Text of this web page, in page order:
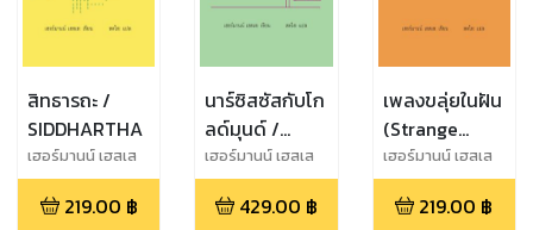
สิทธารถะ /
SIDDHARTHA
เฮอร์มานน์ เฮสเส
(Hermann Hesse)
219.00 ฿
นาร์ซิสซัสกับโก
ลด์มุนด์ /
NARCISSUS
AND
GOLDMUND
เฮอร์มานน์ เฮสเส
(Hermann Hesse)
429.00 ฿
เพลงขลุ่ยในฝัน
(Strange
News From
Another Star
and Other
เฮอร์มานน์ เฮสเส
(Hermann Hesse)
219.00 ฿